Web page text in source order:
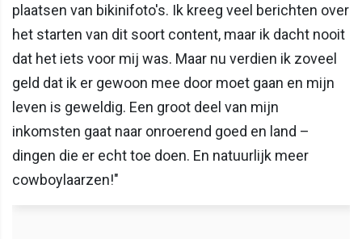
plaatsen van bikinifoto's. Ik kreeg veel berichten over
het starten van dit soort content, maar ik dacht nooit
dat het iets voor mij was. Maar nu verdien ik zoveel
geld dat ik er gewoon mee door moet gaan en mijn
leven is geweldig. Een groot deel van mijn
inkomsten gaat naar onroerend goed en land –
dingen die er echt toe doen. En natuurlijk meer
cowboylaarzen!"